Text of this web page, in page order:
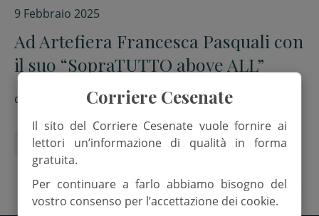
9 Febbraio 2025
Ad Artefiera Francesca Pasquali con
il suo “SopraTUTTO above ALL”
di Barbara Baronio
artefiera bologna Francesca Pasquali
Corriere Cesenate
Il sito del Corriere Cesenate vuole fornire ai
lettori un’informazione di qualità in forma
gratuita.
Per continuare a farlo abbiamo bisogno del
vostro consenso per l’accettazione dei cookie.